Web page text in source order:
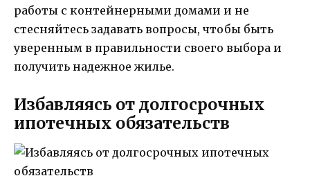
работы с контейнерными домами и не
стесняйтесь задавать вопросы, чтобы быть
уверенным в правильности своего выбора и
получить надежное жилье.
Избавляясь от долгосрочных
ипотечных обязательств